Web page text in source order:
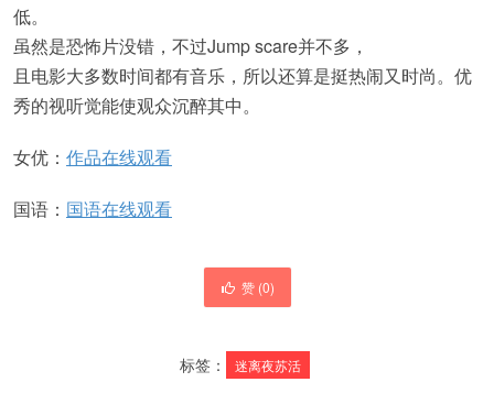
低。
虽然是恐怖片没错，不过Jump scare并不多，
且电影大多数时间都有音乐，所以还算是挺热闹又时尚。优
秀的视听觉能使观众沉醉其中。
女优： 作品在线观看
国语： 国语在线观看
赞 (0)
标签： 迷离夜苏活